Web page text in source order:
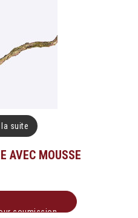
la suite
AVEC MOUSSE
soumission